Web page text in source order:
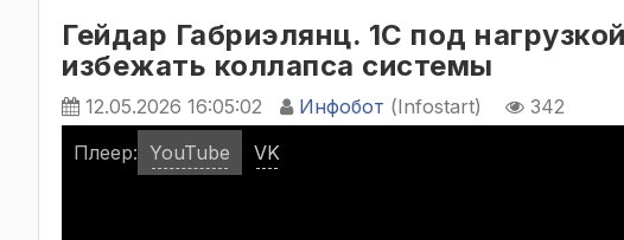
Гейдар Габриэлянц. 1С под
избежать коллапса системы
12.05.2026 16:05:02 Инфобот (Infostart)
342
Плеер: YouTube VK